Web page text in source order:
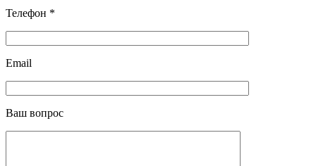
Телефон *
Email
Ваш вопрос